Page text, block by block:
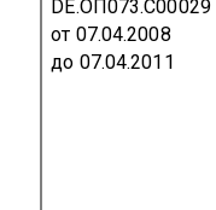
DE.ОП073.С00029
от 07.04.2008
до 07.04.2011